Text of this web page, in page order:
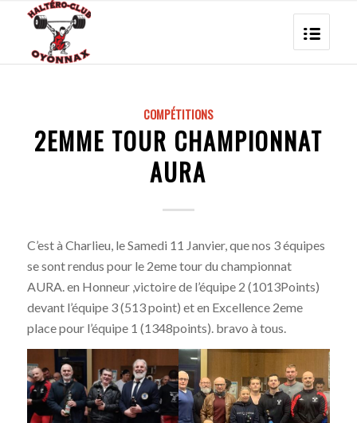
COMPÉTITIONS
2EMME TOUR CHAMPIONNAT
AURA
C’est à Charlieu, le Samedi 11 Janvier, que nos 3 équipes
se sont rendus pour le 2eme tour du championnat
AURA. en Honneur ,victoire de l’équipe 2 (1013Points)
devant l’équipe 3 (513 point) et en Excellence 2eme
place pour l’équipe 1 (1348points). bravo à tous.